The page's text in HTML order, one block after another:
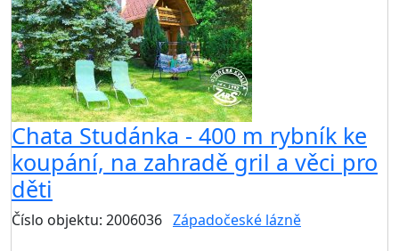
Chata Studánka - 400 m rybník ke
koupání, na zahradě gril a věci pro
děti
Číslo objektu: 2006036 Západočeské lázně